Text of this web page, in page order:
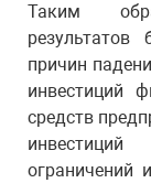
Таким
причин
инвестиций
средств
ограничений